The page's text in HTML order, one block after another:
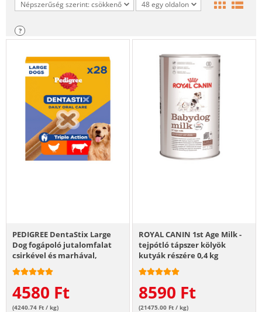
Népszerűség szerint: csökkenő 48 egy oldalon
?
PEDIGREE DentaStix Large
Dog fogápoló jutalomfalat
csirkével és marhával,
nagytestű felnőtt kutyáknak
28db - 4x270g
4580 Ft
(4240.74 Ft / kg)
ROYAL CANIN 1st Age Milk -
tejpótló tápszer kölyök
kutyák részére 0,4 kg
8590 Ft
(21475.00 Ft / kg)